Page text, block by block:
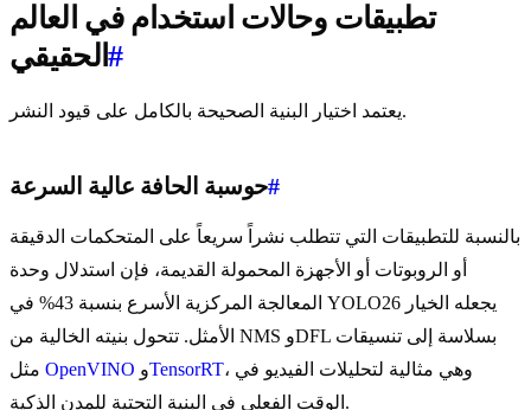
تطبيقات وحالات استخدام في العالم
الحقيقي#
يعتمد اختيار البنية الصحيحة بالكامل على قيود النشر.
حوسبة الحافة عالية السرعة#
بالنسبة للتطبيقات التي تتطلب نشراً سريعاً على المتحكمات الدقيقة
أو الروبوتات أو الأجهزة المحمولة القديمة، فإن استدلال وحدة
المعالجة المركزية الأسرع بنسبة 43% في YOLO26 يجعله الخيار
الأمثل. تتحول بنيته الخالية من NMS وDFL بسلاسة إلى تنسيقات
OpenVINO وTensorRT، وهي مثالية لتحليلات الفيديو في
الوقت الفعلي في البنية التحتية للمدن الذكية.